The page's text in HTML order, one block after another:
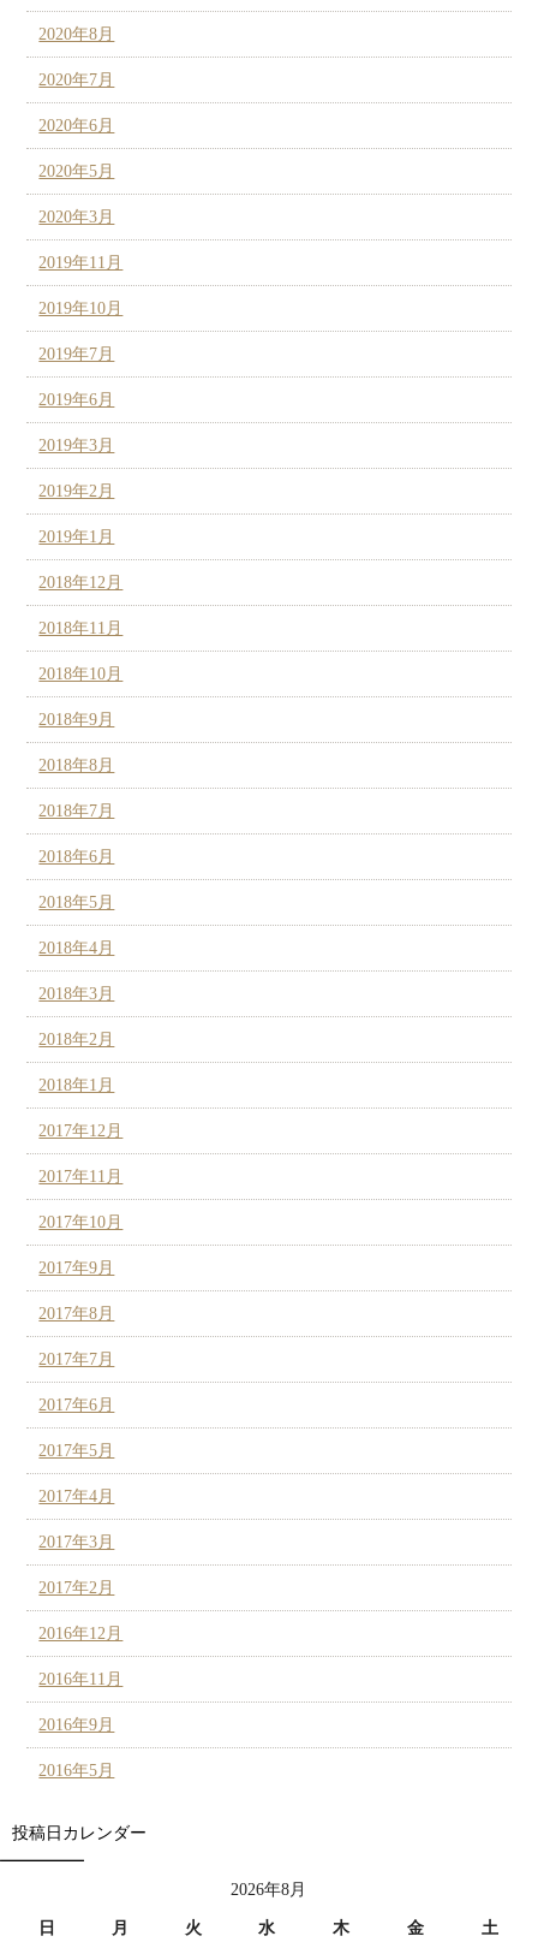
2020年8月
2020年7月
2020年6月
2020年5月
2020年3月
2019年11月
2019年10月
2019年7月
2019年6月
2019年3月
2019年2月
2019年1月
2018年12月
2018年11月
2018年10月
2018年9月
2018年8月
2018年7月
2018年6月
2018年5月
2018年4月
2018年3月
2018年2月
2018年1月
2017年12月
2017年11月
2017年10月
2017年9月
2017年8月
2017年7月
2017年6月
2017年5月
2017年4月
2017年3月
2017年2月
2016年12月
2016年11月
2016年9月
2016年5月
投稿日カレンダー
2026年8月
日 月 火 水 木 金
土